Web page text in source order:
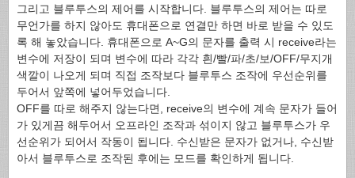
그리고 블루투스의 제어를 시작합니다. 블루투스의 제어는 따로
무언가를 하지 않아도 휴대폰으로 연결만 하면 바로 받을 수 있도
록 해 놓았습니다. 휴대폰으로 A~G의 문자를 출력 시 receive라는
변수에 저장이 되며 변수에 따라 각각 흰/빨/파/초/보/OFF/무지개
색깔이 나오게 되며 직접 조작보다 블루투스 조작에 우선순위를
두어서 앞쪽에 넣어두었습니다.
OFF를 따로 해주지 않는다면, receive의 변수에 계속 문자가 들어
가 있게끔 해두어서 오프라인 조작과 섞이지 않고 블루투스가 우
선순위가 되어서 작동이 됩니다. 수신받은 문자가 없거나, 수신받
아서 블루투스로 조작된 후에는 모드를 확인하게 됩니다.